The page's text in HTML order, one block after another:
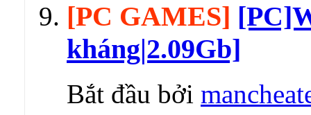
[PC GAMES]
kháng|2.09Gb]
Bắt đầu bởi